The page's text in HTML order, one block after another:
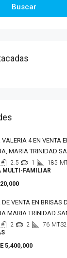
Buscar
4 EN VENTA
MARIA TRINIDAD
2.5 1 185
MULTI-FAMILIAR
VENTA EN BRISAS
MARIA TRINIDAD
2 2 76 MTS2
5,400,000